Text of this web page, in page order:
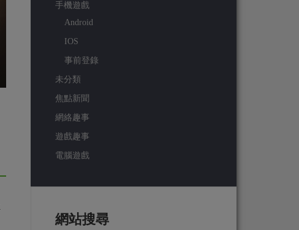
手機遊戲
Android
IOS
事前登錄
未分類
焦點新聞
網絡趣事
遊戲趣事
電腦遊戲
網站搜尋